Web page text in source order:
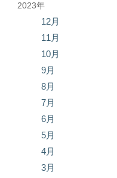
2023年
12月
11月
10月
9月
8月
7月
6月
5月
4月
3月